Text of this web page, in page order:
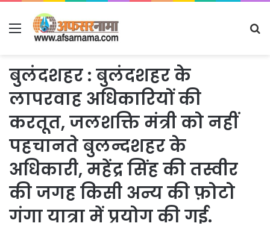
Menu
बुलंदशहर : बुलंदशहर के
लापरवाह अधिकारियों की
करतूत, जलशक्ति मंत्री को नहीं
पहचानते बुलन्दशहर के
अधिकारी, महेंद्र सिंह की तस्वीर
की जगह किसी अन्य की फ़ोटो
गंगा यात्रा में प्रयोग की गई.